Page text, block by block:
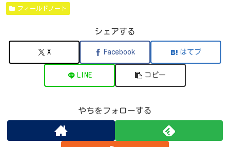
フィールドノート
シェアする
X Facebook はてブ
LINE コピー
やちをフォローする